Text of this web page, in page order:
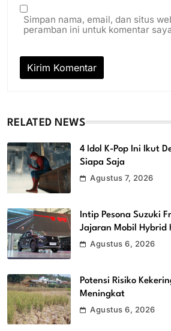
Simpan nama, email, dan situs
peramban ini untuk komentar
RELATED NEWS
4 Idol K-Pop Ini Ikut
Siapa Saja
Agustus 7, 2026
Intip Pesona Suzuki
Jajaran Mobil Hybrid
Agustus 6, 2026
Potensi Risiko
Meningkat
Agustus 6, 2026